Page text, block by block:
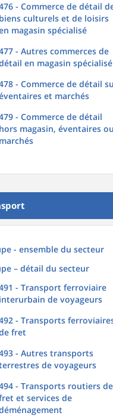
- Commerce de détail
biens culturels et de loisirs
magasin spécialisé
- Autres commerces de
en magasin spécialisé
- Commerce de détail
et marchés
- Commerce de détail
hors magasin, éventaires ou
marchés
- ensemble du secteur
– détail du secteur
- Transport ferroviaire
interurbain de voyageurs
- Transports
fret
- Autres transports
de voyageurs
- Transports routiers de
et services de